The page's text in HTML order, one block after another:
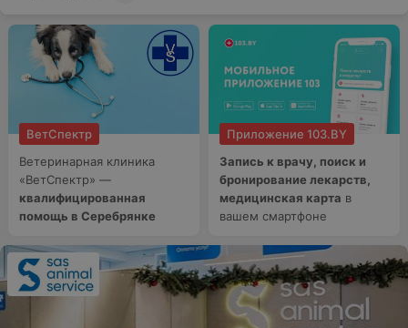
ВетСпектр
Ветеринарная клиника
«ВетСпектр» —
квалифицированная
помощь в Серебрянке
Приложение 103.BY
Запись к врачу, поиск и
бронирование лекарств,
медицинская карта в
вашем смартфоне